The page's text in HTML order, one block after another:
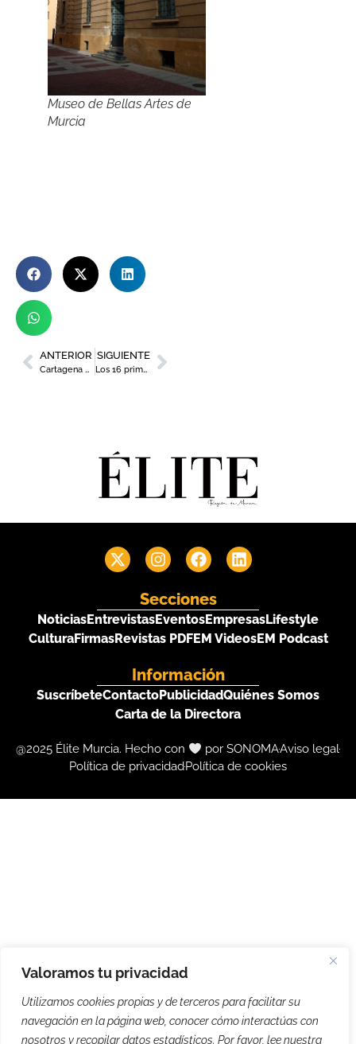
Valoramos tu privacidad
Utilizamos cookies propias y de terceros para facilitar su
navegación en la página web, conocer cómo interactúas con
nosotros y recopilar datos estadísticos. Por favor, lee nuestra
Museo de Bellas Artes de
Murcia
ANTERIOR
Cartagena Puerto de Culturas reanuda su actividad el viernes 5 de junio
SIGUIENTE
Los 16 primeros Reactivos de la cultura murciana
Secciones
NoticiasEntrevistasEventosEmpresasLifestyle
CulturaFirmasRevistas PDFEM VideosEM Podcast
Información
SuscríbeteContactoPublicidadQuiénes Somos
Carta de la Directora
@2025 Élite Murcia. Hecho con por SONOMAAviso legal
Política de privacidadPolítica de cookies